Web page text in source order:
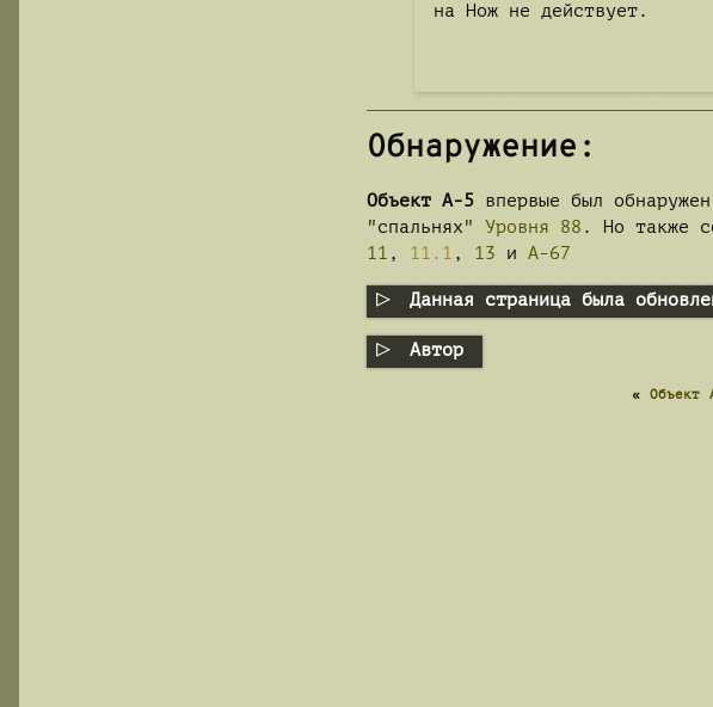
на Нож не действует.
Обнаружение:
Объект А-5впервые был
"спальнях" Уровня 88 . Но также
11 , 11.1 , 13 и A-67
Данная страница была
Автор
« Объект